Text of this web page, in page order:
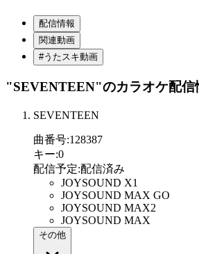
配信情報
関連動画
#うたスキ動画
"SEVENTEEN"のカラオケ配信
SEVENTEEN
曲番号:128387
キー:0
配信予定:配信済み
JOYSOUND X1
JOYSOUND MAX GO
JOYSOUND MAX2
JOYSOUND MAX
その他